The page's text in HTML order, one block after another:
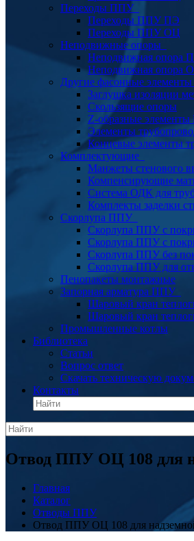
Переходы ППУ
Переходы ППУ ПЭ
Переходы ППУ ОЦ
Неподвижные опоры
Неподвижная опора
Неподвижная опора
Другие фасонные элементы
Заглушка изоляции
Скользящие опоры
Z-образные
Элементы
Концевые элементы
Комплектующие
Манжеты стенового
Компенсирующие
Система ОДК для
Комплекты заделки
Скорлупа ППУ
Скорлупа ППУ с
Скорлупа ППУ с
Скорлупа ППУ без
Скорлупа ППУ для
Пенопакеты монтажные
Запорная арматура ППУ
Шаровый кран
Шаровый кран
Промышленные котлы
Библиотека
Статьи
Вопрос ответ
Скачать техническую
Контакты
Отвод ППУ ОЦ 108 для
Главная
Каталог
Отводы ППУ
Отвод ППУ ОЦ 108 для